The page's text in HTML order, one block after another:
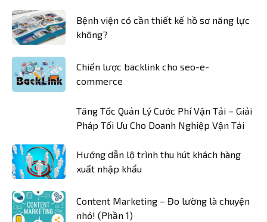
Bệnh viện có cần thiết kế hồ sơ năng lực
không?
Chiến lược backlink cho seo-e-
commerce
Tăng Tốc Quản Lý Cước Phí Vận Tải – Giải
Pháp Tối Ưu Cho Doanh Nghiệp Vận Tải
Hướng dẫn lộ trình thu hút khách hàng
xuất nhập khẩu
Content Marketing – Đo lường là chuyện
nhỏ! (Phần 1)